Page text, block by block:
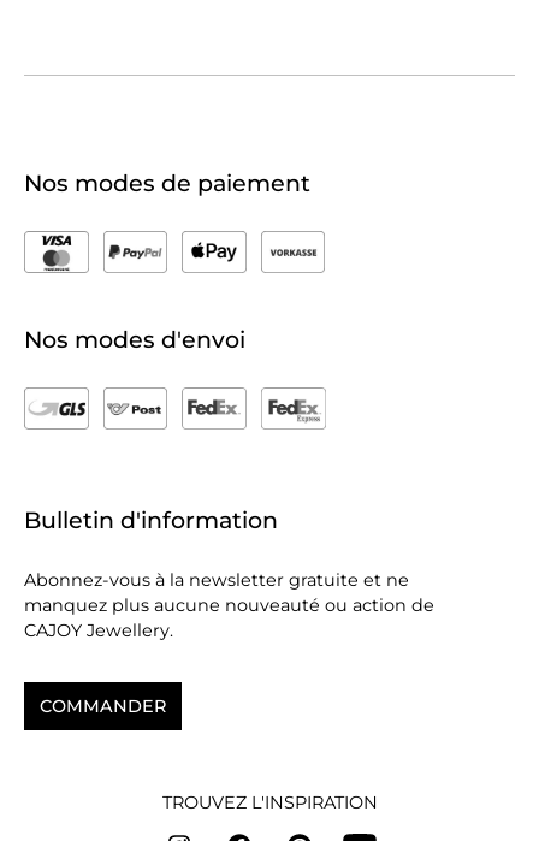
Nos modes de paiement
Nos modes d'envoi
Bulletin d'information
Abonnez-vous à la newsletter gratuite et ne
manquez plus aucune nouveauté ou action de
CAJOY Jewellery.
COMMANDER
TROUVEZ L'INSPIRATION